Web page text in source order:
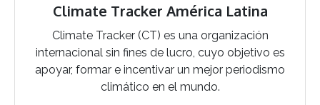
Climate Tracker América Latina
Climate Tracker (CT) es una organización
internacional sin fines de lucro, cuyo objetivo es
apoyar, formar e incentivar un mejor periodismo
climático en el mundo.